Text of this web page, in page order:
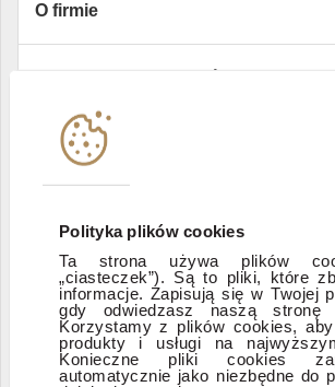
Polityka plików cookies
Ta strona używa plików
„ciasteczek”). Są to pliki, które
informacje. Zapisują się w Twojej
gdy odwiedzasz naszą stronę
Korzystamy z plików cookies,
produkty i usługi na
Konieczne pliki cookies
automatycznie jako niezbędne do
O firmie
Instytucje współpracujące
Zastrzeżenia prawne
ESG